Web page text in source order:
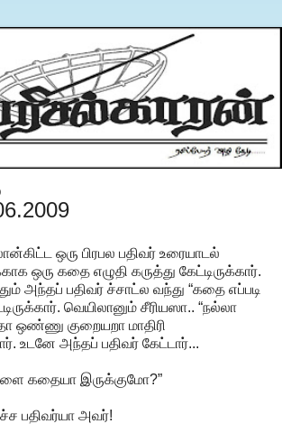
ஒரு பிரபல பதிவர் உரையாடல்
ஒரு கதை எழுதி கருத்து கேட்டிருக்கார்.
அந்தப் பதிவர் ச்சாட்ல வந்து “கதை எப்படி
வெயிலானும் சீரியஸா.. “நல்லா
ஒண்ணு குறையறா மாதிரி
உடனே அந்தப் பதிவர் கேட்டார்...
கதையா இருக்குமோ?”
பதிவர்யா அவர்!